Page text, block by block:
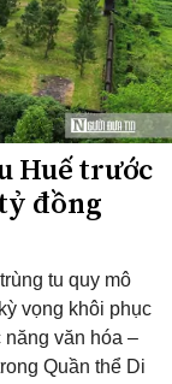
Huế trước
đồng
tu quy mô
vọng khôi phục
văn hóa –
Quần thể Di